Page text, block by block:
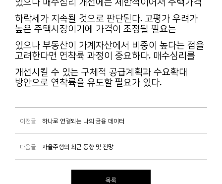
하락세가 지속될 것으로 판단된다. 고평가 우려가
높은 주택시장이기에 가격이 조정될 필요는
있으나 부동산이 가계자산에서 비중이 높다는 점을
고려한다면 연착륙 과정이 중요하다. 매수심리를
개선시킬 수 있는 구체적 공급계획과 수요확대
방안으로 연착륙을 유도할 필요가 있다.
이전글 하나로 연결되는 나의 금융 데이터
다음글 자율주행의 최근 동향 및 전망
목록